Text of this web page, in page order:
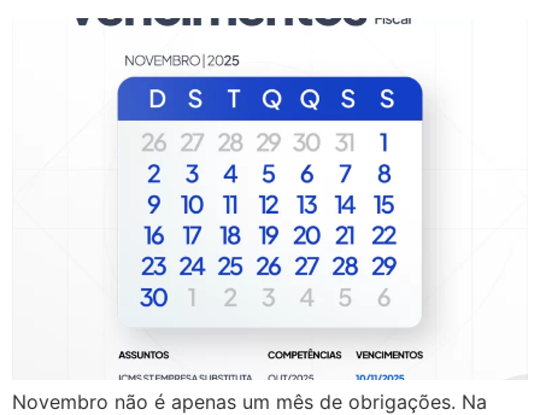
Novembro não é apenas um mês de obrigações. Na